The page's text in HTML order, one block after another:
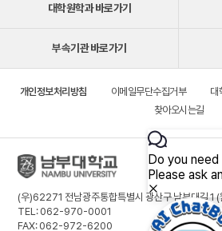
대학원학과 바로가기
부속기관 바로가기
개인정보처리방침 이메일무단수집거부 대
찾아오시는길
(우)62271 전남광주통합특별시 광산구 남부대길 1
TEL: 062-970-0001
FAX: 062-972-6200